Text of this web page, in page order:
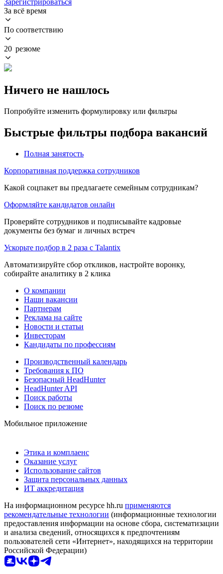
За всё время
По соответствию
20 резюме
Ничего не нашлось
Попробуйте изменить формулировку или фильтры
Быстрые фильтры подбора вакансий
Полная занятость
Корпоративная поддержка сотрудников
Какой соцпакет вы предлагаете семейным сотрудникам?
Оформляйте кандидатов онлайн
Проверяйте сотрудников и подписывайте кадровые
документы без бумаг и личных встреч
Ускорьте подбор в 2 раза с Talantix
Автоматизируйте сбор откликов, настройте воронку,
собирайте аналитику в 2 клика
О компании
Наши вакансии
Партнерам
Реклама на сайте
Новости и статьи
Инвесторам
Кандидаты по профессиям
Производственный календарь
Требования к ПО
Безопасный HeadHunter
HeadHunter API
Поиск работы
Поиск по резюме
Мобильное приложение
Этика и комплаенс
Оказание услуг
Использование сайтов
Защита персональных данных
ИТ аккредитация
На информационном ресурсе hh.ru применяются
рекомендательные технологии (информационные технологии
предоставления информации на основе сбора, систематизации
и анализа сведений, относящихся к предпочтениям
пользователей сети «Интернет», находящихся на территории
Российской Федерации)